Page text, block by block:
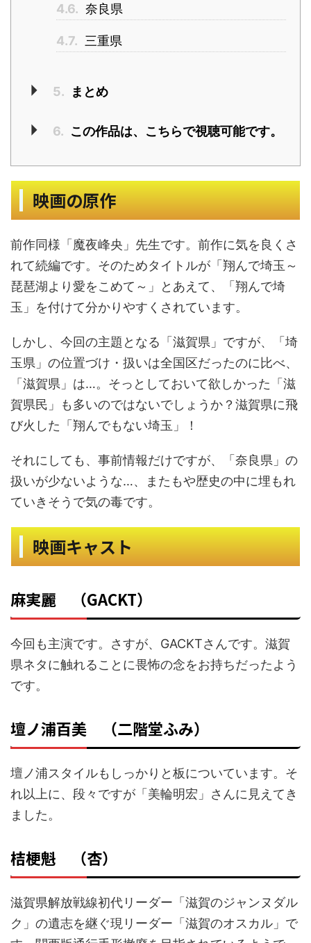
4.6. 奈良県
4.7. 三重県
5. まとめ
6. この作品は、こちらで視聴可能です。
映画の原作
前作同様「魔夜峰央」先生です。前作に気を良くさ
れて続編です。そのためタイトルが「翔んで埼玉～
琵琶湖より愛をこめて～」とあえて、「翔んで埼
玉」を付けて分かりやすくされています。
しかし、今回の主題となる「滋賀県」ですが、「埼
玉県」の位置づけ・扱いは全国区だったのに比べ、
「滋賀県」は…。そっとしておいて欲しかった「滋
賀県民」も多いのではないでしょうか？滋賀県に飛
び火した「翔んでもない埼玉」！
それにしても、事前情報だけですが、「奈良県」の
扱いが少ないような…、またもや歴史の中に埋もれ
ていきそうで気の毒です。
映画キャスト
麻実麗 （GACKT）
今回も主演です。さすが、GACKTさんです。滋賀
県ネタに触れることに畏怖の念をお持ちだったよう
です。
壇ノ浦百美 （二階堂ふみ）
壇ノ浦スタイルもしっかりと板についています。そ
れ以上に、段々ですが「美輪明宏」さんに見えてき
ました。
桔梗魁 （杏）
滋賀県解放戦線初代リーダー「滋賀のジャンヌダル
ク」の遺志を継ぐ現リーダー「滋賀のオスカル」で